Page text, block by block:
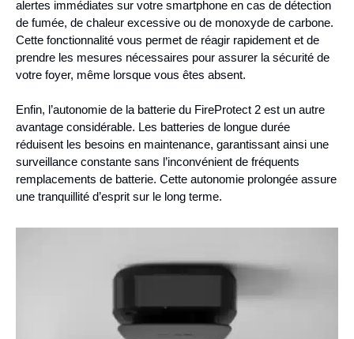
alertes immédiates sur votre smartphone en cas de détection
de fumée, de chaleur excessive ou de monoxyde de carbone.
Cette fonctionnalité vous permet de réagir rapidement et de
prendre les mesures nécessaires pour assurer la sécurité de
votre foyer, même lorsque vous êtes absent.
Enfin, l’autonomie de la batterie du FireProtect 2 est un autre
avantage considérable. Les batteries de longue durée
réduisent les besoins en maintenance, garantissant ainsi une
surveillance constante sans l’inconvénient de fréquents
remplacements de batterie. Cette autonomie prolongée assure
une tranquillité d’esprit sur le long terme.